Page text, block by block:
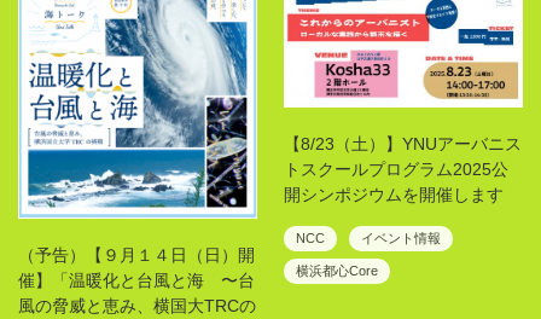
（予告）【９月１４日（日）開
催】「温暖化と台風と海 〜台
風の脅威と恵み、横国大TRCの
【8/23（土）】YNUアーバニス
トスクールプログラム2025公
開シンポジウムを開催します
NCC イベント情報
横浜都心Core